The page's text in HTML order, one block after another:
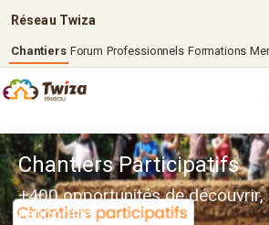
Réseau Twiza
Chantiers Forum Professionnels Formations
Chantiers Participatifs
+400 opportunités de
rencontrer